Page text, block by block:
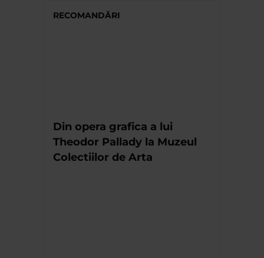
RECOMANDĂRI
Din opera grafica a lui
Theodor Pallady la Muzeul
Colectiilor de Arta